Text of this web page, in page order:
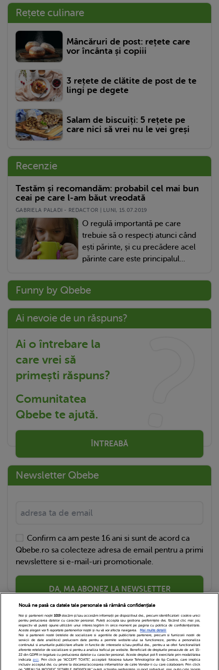
Rețete culinare
Mâncăruri de post: rețete care
vor încânta și copiii
3 rețete de clătite de post de te
lingi pe degete
Salam de biscuiți: 5 rețete pe
care nici să vrei nu le vei greși
Recenzie
Testăm și recomandăm: probabil cel mai bun
ceai pe care l-am băut vreodată
GABRIELA PALADI - REDACTOR | LUNI, 15.07.2019
O regulă importantă pe care
trebuie să o respecți atunci când
ești părinte, și cu precădere acel
părinte care este principalul...
Funny by Qbebe
Ai nevoie de un răspuns?
Ai o întrebare la
care vrei să
primești răspuns?
Comunitatea
Qbebe te ajută.
ÎNTREABĂ
Newsletter Qbebe
Confirm ca am peste 16 ani si sunt de acord ca
Qbebe.ro sa colecteze adresa de email pentru a primi
newslettere si e-mail-uri promotionale.
DA, MA ABONEZ LA NEWSLETTER
Nouă ne pasă ca datele tale personale să rămână confidențiale
Noi și partenerii noștri 1019stocăm și/sau accesăm informații pe dispozitivul dvs., precum identificatorii cookie unici
pentru prelucrarea datelor cu caracter personal. Puteți accepta sau gestiona preferințele dvs. făcând clic mai jos,
respectiv vă puteți opune utilizării unui interes legitim în orice moment pe pagina cu politica de confidențialitate.
Aceste alegeri vor fi raportate partenerilor noștri și nu vă vor afecta navigarea.
Mai multe detalii
Noi si partenerii nostri (retelele de socializare si agentiile de publicitate partenere, precum si furnizorii nostri de
servicii de date analitice) prelucram date pentru a permite website-ului sa functioneze, pentru a personaliza
continutul si anunturile publicitare afisate in functie de interesele si/sau profilul dvs., pentru a va oferi functionalitati
aferente retelelor de socializare si pentru a analiza traficul pe website. Beneficiati de drepturile prevazute de art. 15-
22 din GDPR in legatura cu prelucrarea datelor cu caracter personal. Aceste drepturi pot fi exercitate prin modalitatea
indicataaici. Prin click pe “ACCEPT TOATE”, acceptati folosirea tuturor Tehnologiilor de tip Cookie, care implica
inclusiv acceptul dvs. cu privire la stocarea/accesarea informatiilor de catre Vendor-ii cu care colaboram. Prin click